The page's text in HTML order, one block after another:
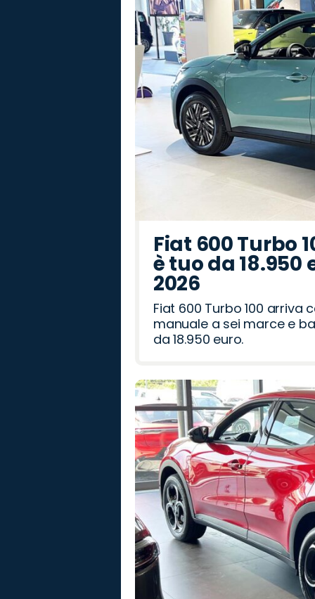
Rover
Romeo
Fiat 600 Turbo
è tuo da
2026
Fiat 600 Turbo 100 arriva
manuale a sei marce e
da 18.950 euro.